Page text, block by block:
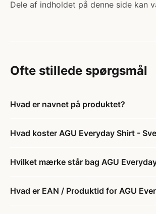
Dele af indholdet på denne side kan
Ofte stillede spørgsmål
Hvad er navnet på produktet?
Hvad koster AGU Everyday Shirt -
Hvilket mærke står bag AGU
Hvad er EAN / Produktid for AGU